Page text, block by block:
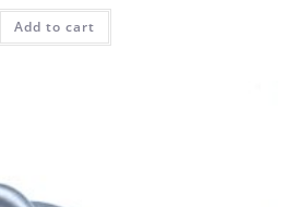
Add to cart